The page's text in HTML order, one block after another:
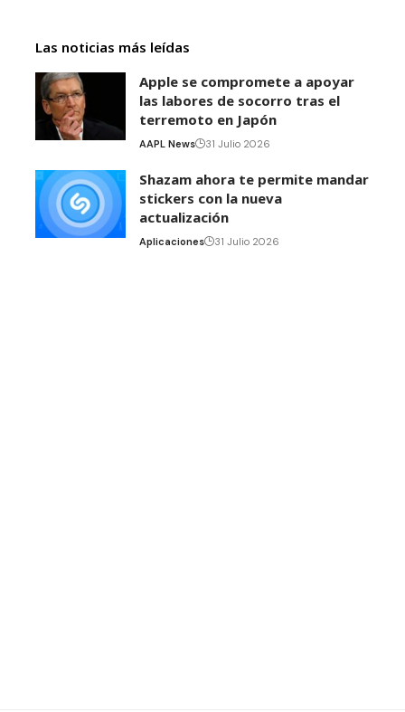
Las noticias más leídas
Apple se compromete a apoyar
las labores de socorro tras el
terremoto en Japón
AAPL News 31 Julio 2026
Shazam ahora te permite mandar
stickers con la nueva
actualización
Aplicaciones 31 Julio 2026